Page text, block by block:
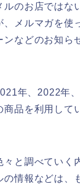
ルのお店ではな
、メルマガを使
ンなどのお知ら
年、2022年
商品を利用して
々と調べていく
の情報などは、